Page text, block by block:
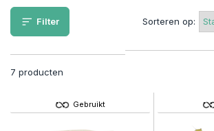
Filter
7 producten
Sorteren op:
Gebruikt